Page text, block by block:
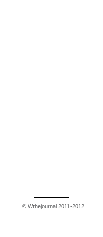
© Wthejournal 2011-2012